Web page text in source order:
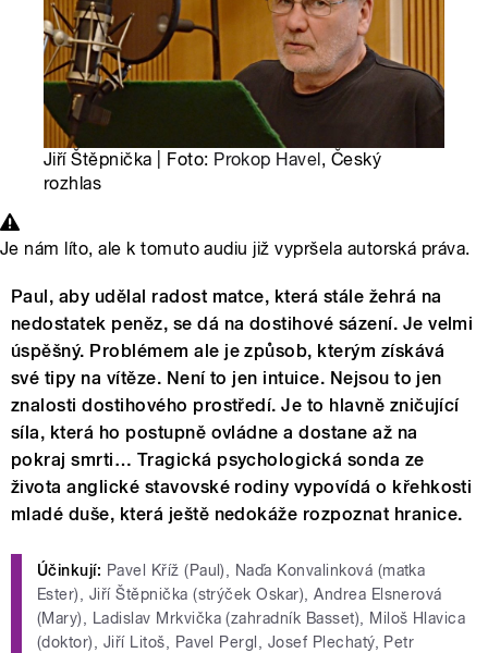
Jiří Štěpnička | Foto: Prokop Havel , Český
rozhlas
Je nám líto, ale k tomuto audiu již vypršela autorská práva.
Paul, aby udělal radost matce, která stále žehrá na
nedostatek peněz, se dá na dostihové sázení. Je velmi
úspěšný. Problémem ale je způsob, kterým získává
své tipy na vítěze. Není to jen intuice. Nejsou to jen
znalosti dostihového prostředí. Je to hlavně zničující
síla, která ho postupně ovládne a dostane až na
pokraj smrti… Tragická psychologická sonda ze
života anglické stavovské rodiny vypovídá o křehkosti
mladé duše, která ještě nedokáže rozpoznat hranice.
Účinkují: Pavel Kříž (Paul), Naďa Konvalinková (matka
Ester), Jiří Štěpnička (strýček Oskar), Andrea Elsnerová
(Mary), Ladislav Mrkvička (zahradník Basset), Miloš Hlavica
(doktor), Jiří Litoš, Pavel Pergl, Josef Plechatý, Petr